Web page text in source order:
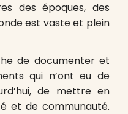
des époques, des
est vaste et plein
de documenter et
qui n’ont eu de
de mettre en
et de communauté.